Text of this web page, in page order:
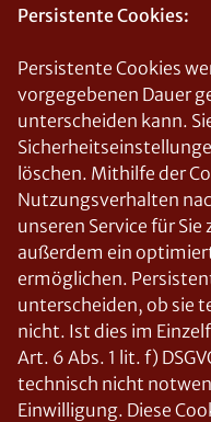
Persistente Cookies:
Persistente Cookies
vorgegebenen Dauer
unterscheiden kann.
löschen. Mithilfe der
Nutzungsverhalten
unseren Service für
außerdem ein
ermöglichen.
unterscheiden, ob sie
nicht. Ist dies im
Art. 6 Abs. 1 lit. f)
technisch nicht
Einwilligung. Diese